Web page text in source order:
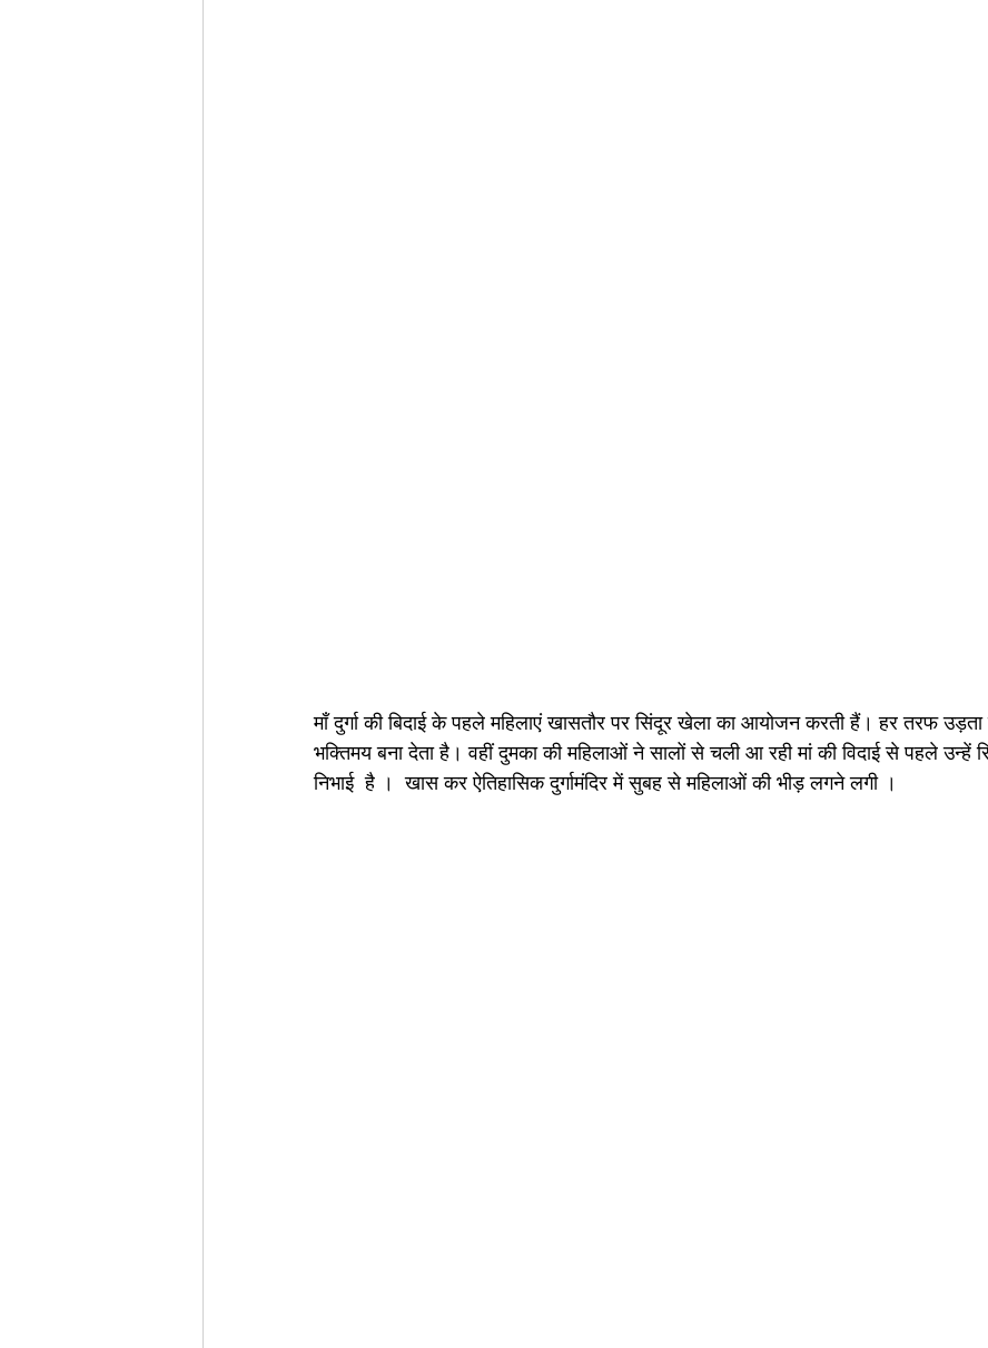
माँ दुर्गा की बिदाई के पहले महिलाएं खासतौर पर सिंदूर खेला का आयोजन करती हैं। हर तरफ
भक्तिमय बना देता है। वहीं दुमका की महिलाओं ने सालों से चली आ रही मां की विदाई से पहले उन्हें
निभाई  है ।  खास कर ऐतिहासिक दुर्गामंदिर में सुबह से महिलाओं की भीड़ लगने लगी ।